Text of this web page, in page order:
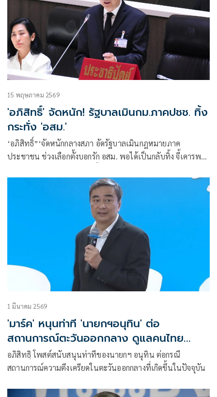
15 พฤษภาคม 2569
'อภิสิทธิ์' จัดหนัก! รัฐบาลเมินกม.ภาคปชช. ทิ้ง
กระทั่ง 'อสม.'
‘อภิสิทธิ์”‘จัดหนักกลางสภา อัดรัฐบาลเมินกฎหมายภาค
ประชาชน ช่วงเลือกตั้งบอกรัก อสม. พอได้เป็นกลับทิ้ง จี้เคารพ
1 มีนาคม 2569
'มาร์ค' หนุนท่าที 'นายกฯอนุทิน' ต่อ
สถานการณ์ตะวันออกกลาง ดูแลคนไทย
เตรียมแผนรับมือผลกระทบศก.
อภิสิทธิฺ โพสต์สนับสนุนท่าทีของนายกฯ อนุทิน ต่อกรณี
สถานการณ์ความตึงเครียดในตะวันออกกลางที่เกิดขึ้นในปัจจุบัน